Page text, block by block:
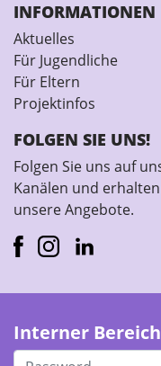
INFORMATIONEN
Aktuelles
Für Jugendliche
Für Eltern
Projektinfos
FOLGEN SIE UNS!
Folgen Sie uns auf
Kanälen und
unsere Angebote.
Interner